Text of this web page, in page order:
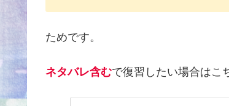
ためです。
ネタバレ含むで復習したい場合はこ